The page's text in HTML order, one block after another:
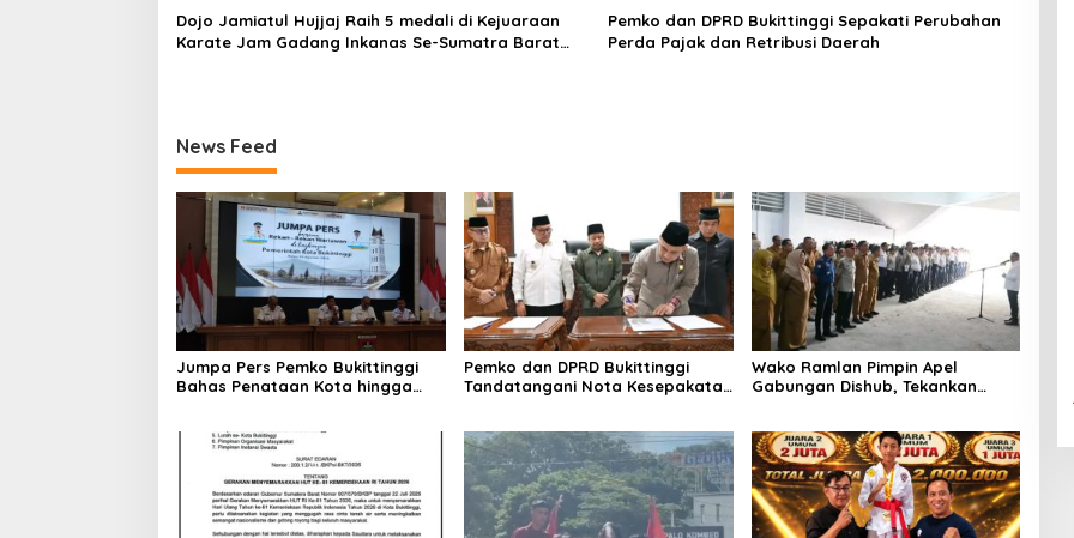
Gadang Inkanas Bukittinggi
Dojo Jamiatul Hujjaj Raih 5 medali di Kejuaraan
Karate Jam Gadang Inkanas Se-Sumatra Barat
Pemko dan DPRD Bukittinggi Sepakati Perubahan
Perda Pajak dan Retribusi Daerah
News Feed
Jumpa Pers Pemko Bukittinggi
Bahas Penataan Kota hingga
Pemko dan DPRD Bukittinggi
Tandatangani Nota Kesepakatan
Wako Ramlan Pimpin Apel
Gabungan Dishub, Tekankan